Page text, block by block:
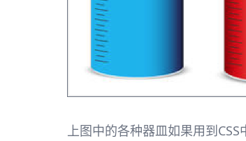
上图中的各种器皿如果用到